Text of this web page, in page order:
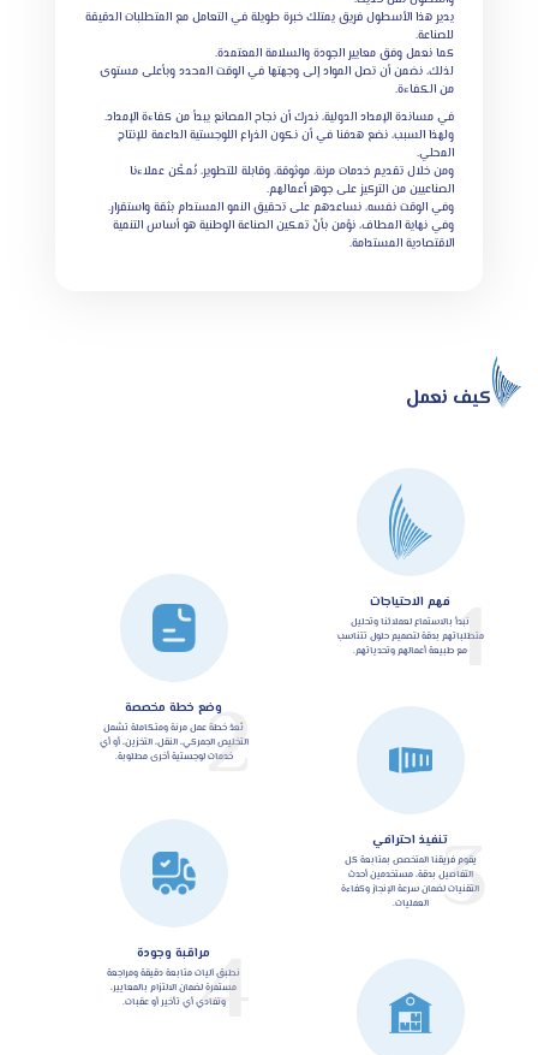
يدير هذا الأسطول فريق يمتلك خبرة طويلة في التعامل مع المتطلبات الدقيقة
للصناعة.
كما نعمل وفق معايير الجودة والسلامة المعتمدة.
لذلك، نضمن أن تصل المواد إلى وجهتها في الوقت المحدد وبأعلى مستوى
من الكفاءة.
في مساندة الإمداد الدولية، ندرك أن نجاح المصانع يبدأ من كفاءة الإمداد.
ولهذا السبب، نضع هدفنا في أن نكون الذراع اللوجستية الداعمة للإنتاج
المحلي.
ومن خلال تقديم خدمات مرنة، موثوقة، وقابلة للتطوير، نُمكّن عملاءنا
الصناعيين من التركيز على جوهر أعمالهم.
وفي الوقت نفسه، نساعدهم على تحقيق النمو المستدام بثقة واستقرار.
وفي نهاية المطاف، نؤمن بأنّ تمكين الصناعة الوطنية هو أساس التنمية
الاقتصادية المستدامة.
كيف نعمل
1 فهم الاحتياجات
نبدأ بالاستماع لعملائنا وتحليل
متطلباتهم بدقة لتصميم حلول تتناسب
مع طبيعة أعمالهم وتحدياتهم.
2وضع خطة مخصصة
نُعدّ خطة عمل مرنة ومتكاملة تشمل
التخليص الجمركي، النقل، التخزين، أو أي
خدمات لوجستية أخرى مطلوبة.
3تنفيذ احترافي
يقوم فريقنا المتخصص بمتابعة كل
التفاصيل بدقة، مستخدمين أحدث
التقنيات لضمان سرعة الإنجاز وكفاءة
العمليات.
4مراقبة وجودة
نطبق آليات متابعة دقيقة ومراجعة
مستمرة لضمان الالتزام بالمعايير،
وتفادي أي تأخير أو عقبات.